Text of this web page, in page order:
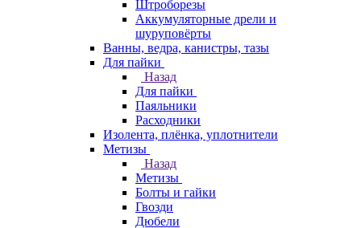
Штроборезы
Аккумуляторные дрели и
шуруповёрты
Ванны, ведра, канистры, тазы
Для пайки
Назад
Для пайки
Паяльники
Расходники
Изолента, плёнка, уплотнители
Метизы
Назад
Метизы
Болты и гайки
Гвозди
Дюбели